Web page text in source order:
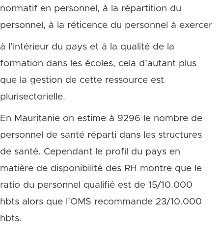
normatif en personnel, à la répartition du
personnel, à la réticence du personnel à exercer
à l’intérieur du pays et à la qualité de la
formation dans les écoles, cela d’autant plus
que la gestion de cette ressource est
plurisectorielle.
En Mauritanie on estime à 9296 le nombre de
personnel de santé réparti dans les structures
de santé. Cependant le profil du pays en
matière de disponibilité des RH montre que le
ratio du personnel qualifié est de 15/10.000
hbts alors que l’OMS recommande 23/10.000
hbts.